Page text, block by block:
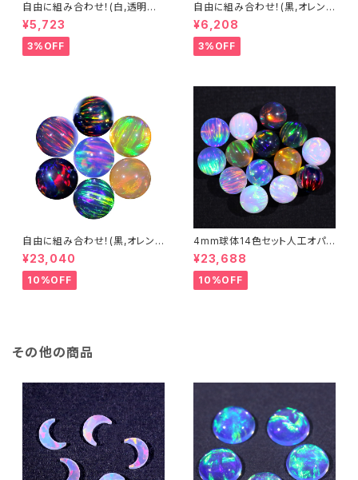
自由に組み合わせ！(白,透明系)
3mm球体5個セット - 耐熱ガラ
ス / ボロシリケイトガラス（COE
33）専用 ＊ご注文時の備考欄
に組み合わせ内容（色と個数）を
¥5,723
3%OFF
自由に組み合わせ！(黒,オレン
ジ系, #14) 3mm球体5個セット
- 耐熱ガラス / ボロシリケイトガ
ラス（COE33）専用 ＊ご注文時
の備考欄に組み合わせ内容（色
¥6,208
3%OFF
自由に組み合わせ！(黒,オレン
ジ系, #14) 3mm球体20個セッ
ト - 耐熱ガラス / ボロシリケイ
トガラス（COE33）専用 ＊ご注
文時の備考欄に組み合わせ内
¥23,040
10%OFF
4mm球体14色セット人工オパ
ール - 耐熱ガラス / ボロシリケ
イトガラス（COE33）専用
¥23,688
10%OFF
その他の商品